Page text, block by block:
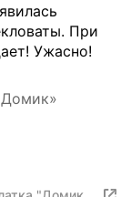
При
Ужасно!